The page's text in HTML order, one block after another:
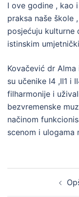
I ove godine , kao
praksa naše škole
posjećuju kulturne
istinskim
Kovačević dr
su učenike I4 ,II1 i
filharmonije i
bezvremenske
načinom
scenom i ulogama
navigation